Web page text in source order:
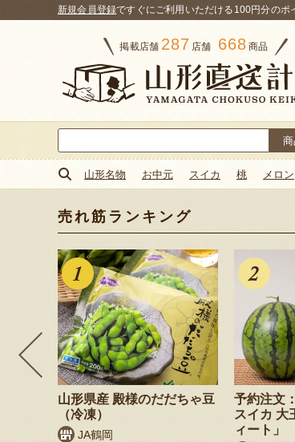
新規会員登録ですぐにご利用いただける100円分のポ
掲載店舗 287 店舗 668 商品
索:
山形名物 お中元 スイカ 桃 メロン
売れ筋ランキング
山形県産 殿様のだだちゃ豆
（冷凍）
JA鶴岡
予約注文
スイカ 大
ィート」